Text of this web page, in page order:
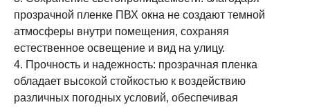
прозрачной пленке ПВХ окна не создают темной
атмосферы внутри помещения, сохраняя
естественное освещение и вид на улицу.
4. Прочность и надежность: прозрачная пленка
обладает высокой стойкостью к воздействию
различных погодных условий, обеспечивая